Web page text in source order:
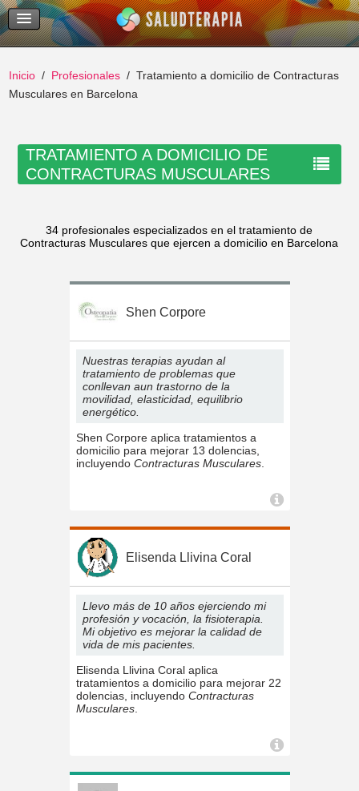
Temas Recientes
Buscar
Inicio Profesionales
Tratamiento a domicilio de Contracturas
Musculares en Barcelona
TRATAMIENTO A DOMICILIO DE
CONTRACTURAS MUSCULARES
34 profesionales especializados en el tratamiento de
Contracturas Musculares que ejercen a domicilio en Barcelona
Shen Corpore
Nuestras terapias ayudan al
tratamiento de problemas que
conllevan aun trastorno de la
movilidad, elasticidad, equilibrio
energético.
Shen Corpore aplica tratamientos a
domicilio para mejorar 13 dolencias,
incluyendo Contracturas Musculares.
Elisenda Llivina Coral
Llevo más de 10 años ejerciendo mi
profesión y vocación, la fisioterapia.
Mi objetivo es mejorar la calidad de
vida de mis pacientes.
Elisenda Llivina Coral aplica
tratamientos a domicilio para mejorar 22
dolencias, incluyendo Contracturas
Musculares.